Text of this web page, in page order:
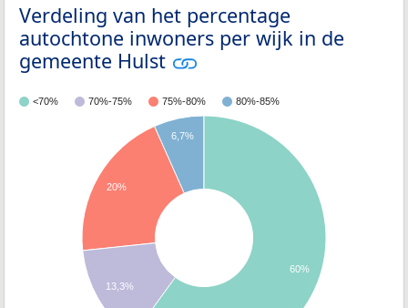
Verdeling van het percentage
autochtone inwoners per wijk in de
gemeente Hulst
<70% 70%-75% 75%-80% 80%-85%
6,7%
20%
13,3%
60%